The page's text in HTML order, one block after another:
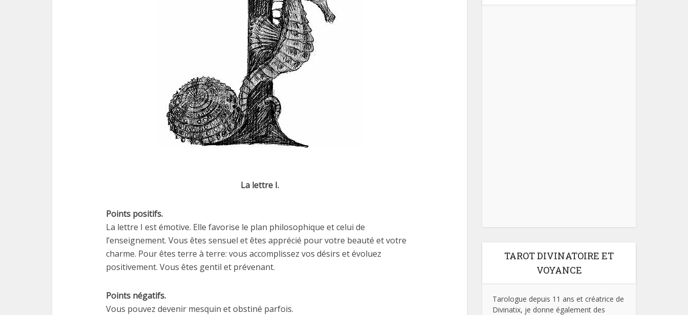
La lettre I.
Points positifs.
La lettre I est émotive. Elle favorise le plan philosophique et celui de
l’enseignement. Vous êtes sensuel et êtes apprécié pour votre beauté et votre
charme. Pour êtes terre à terre: vous accomplissez vos désirs et évoluez
positivement. Vous êtes gentil et prévenant.
Points négatifs.
Vous pouvez devenir mesquin et obstiné parfois.
TAROT DIVINATOIRE ET
VOYANCE
Tarologue depuis 11 ans et créatrice de
Divinatix, je donne également des